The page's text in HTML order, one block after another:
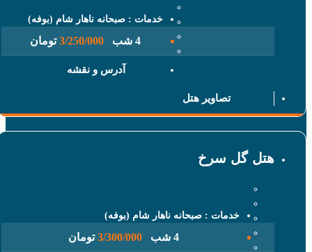
خدمات : صبحانه ناهار شام (بوفه)
3/250/000 تومان
آدرس و نقشه
تصاویر هتل
گل سرخ
خدمات : صبحانه ناهار شام (بوفه)
3/300/000 تومان